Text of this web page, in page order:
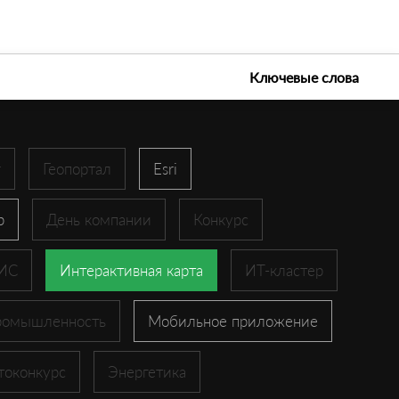
Ключевые слова
Геопортал Esri
День компании Конкурс
Интерактивная карта ИТ-кластер
Мобильное приложение
Энергетика